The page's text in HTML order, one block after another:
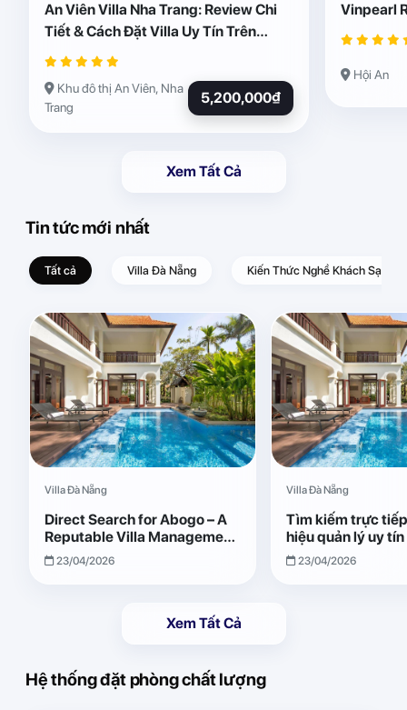
An Viên Villa Nha Trang: Review Chi
Tiết & Cách Đặt Villa Uy Tín Trên
Abogo
Khu đô thị An Viên, Nha
Trang
5,200,000₫
Vinpearl
Hội An
Xem Tất Cả
Tin tức mới nhất
Tất cả Villa Đà Nẵng Kiến Thức Nghề Khách Sạn –
Villa Đà Nẵng
Direct Search for Abogo – A
Reputable Villa Management
Brand with Transparent and
Effective Operations
23/04/2026
Villa Đà Nẵng
Tìm kiếm trực
hiệu quản lý uy
Giải pháp vận
quả, minh bạch
23/04/2026
Xem Tất Cả
Hệ thống đặt phòng chất lượng